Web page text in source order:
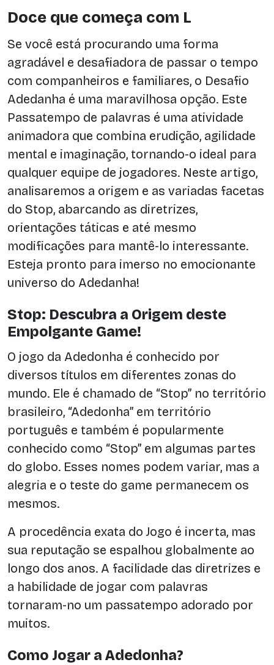
Doce que começa com L
Se você está procurando uma forma
agradável e desafiadora de passar o tempo
com companheiros e familiares, o Desafio
Adedanha é uma maravilhosa opção. Este
Passatempo de palavras é uma atividade
animadora que combina erudição, agilidade
mental e imaginação, tornando-o ideal para
qualquer equipe de jogadores. Neste artigo,
analisaremos a origem e as variadas facetas
do Stop, abarcando as diretrizes,
orientações táticas e até mesmo
modificações para mantê-lo interessante.
Esteja pronto para imerso no emocionante
universo do Adedanha!
Stop: Descubra a Origem deste
Empolgante Game!
O jogo da Adedonha é conhecido por
diversos títulos em diferentes zonas do
mundo. Ele é chamado de “Stop” no território
brasileiro, “Adedonha” em território
português e também é popularmente
conhecido como “Stop” em algumas partes
do globo. Esses nomes podem variar, mas a
alegria e o teste do game permanecem os
mesmos.
A procedência exata do Jogo é incerta, mas
sua reputação se espalhou globalmente ao
longo dos anos. A facilidade das diretrizes e
a habilidade de jogar com palavras
tornaram-no um passatempo adorado por
muitos.
Como Jogar a Adedonha?